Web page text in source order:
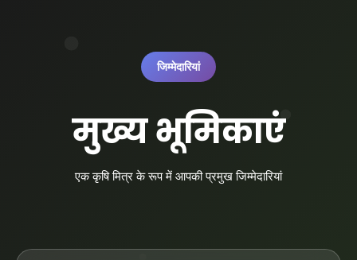
जिम्मेदारियां
मुख्य भूमिकाएं
एक कृषि मित्र के रूप में आपकी प्रमुख जिम्मेदारियां